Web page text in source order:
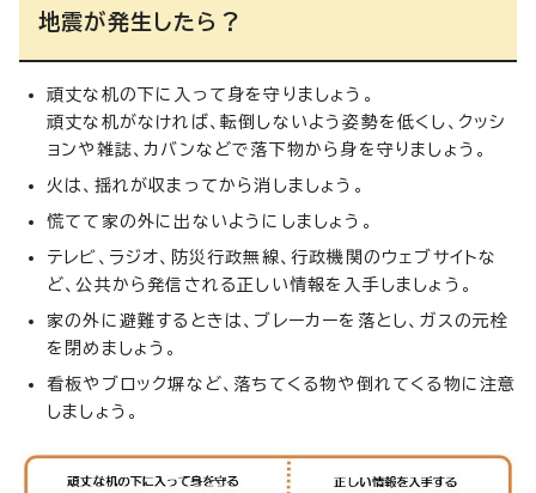
地震が発生したら？
頑丈な机の下に入って身を守りましょう。
頑丈な机がなければ、転倒しないよう姿勢を低くし、クッシ
ョンや雑誌、カバンなどで落下物から身を守りましょう。
火は、揺れが収まってから消しましょう。
慌てて家の外に出ないようにしましょう。
テレビ、ラジオ、防災行政無線、行政機関のウェブサイトな
ど、公共から発信される正しい情報を入手しましょう。
家の外に避難するときは、ブレーカーを落とし、ガスの元栓
を閉めましょう。
看板やブロック塀など、落ちてくる物や倒れてくる物に注意
しましょう。